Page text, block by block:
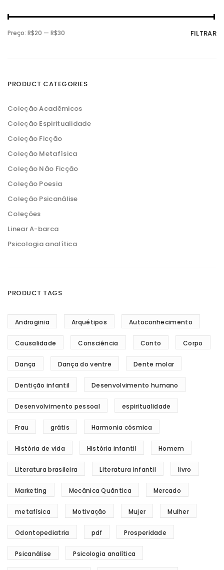
P
r
o
n
i
P
r
o
x
i
FILTRAR
Preço: R$20 — R$30
PRODUCT CATEGORIES
Coleção Acadêmicos
Coleção Espiritualidade
Coleção Ficção
Coleção Metafísica
Coleção Não Ficção
Coleção Poesia
Coleção Psicanálise
Coleções
Linear A-barca
Psicologia analítica
PRODUCT TAGS
Androginia Arquétipos Autoconhecimento
Causalidade Consciência Conto Corpo
Dança Dança do ventre Dente molar
Dentição infantil Desenvolvimento humano
Desenvolvimento pessoal espiritualidade
Frau grátis Harmonia cósmica
História de vida História infantil Homem
Literatura brasileira Literatura infantil livro
Marketing Mecânica Quântica Mercado
metafísica Motivação Mujer Mulher
Odontopediatria pdf Prosperidade
Psicanálise Psicologia analítica